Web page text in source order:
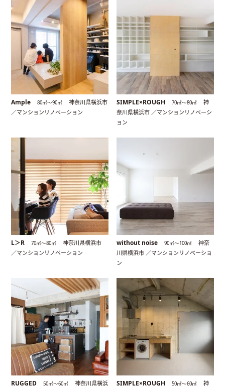
Ample 80㎡〜90㎡
神奈川県横浜市
／マンションリノベーション
SIMPLE×ROUGH 70㎡〜80㎡
神
奈川県横浜市 ／マンションリノベーシ
ョン
L＞R 70㎡〜80㎡
神奈川県横浜市
／マンションリノベーション
without noise 90㎡〜100㎡
神奈
川県横浜市 ／マンションリノベーショ
ン
RUGGED 50㎡〜60㎡
神奈川県横浜
SIMPLE×ROUGH 50㎡〜60㎡
神